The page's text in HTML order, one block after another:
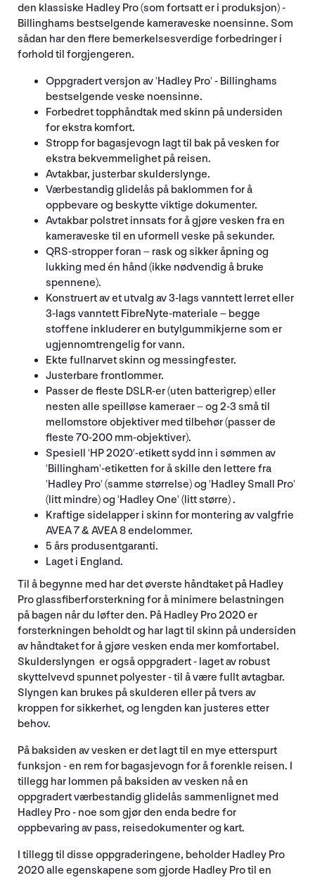
den klassiske Hadley Pro (som fortsatt er i produksjon) -
Billinghams bestselgende kameraveske noensinne. Som
sådan har den flere bemerkelsesverdige forbedringer i
forhold til forgjengeren.
Oppgradert versjon av 'Hadley Pro' - Billinghams
bestselgende veske noensinne.
Forbedret topphåndtak med skinn på undersiden
for ekstra komfort.
Stropp for bagasjevogn lagt til bak på vesken for
ekstra bekvemmelighet på reisen.
Avtakbar, justerbar skulderslynge.
Værbestandig glidelås på baklommen for å
oppbevare og beskytte viktige dokumenter.
Avtakbar polstret innsats for å gjøre vesken fra en
kameraveske til en uformell veske på sekunder.
QRS-stropper foran – rask og sikker åpning og
lukking med én hånd (ikke nødvendig å bruke
spennene).
Konstruert av et utvalg av 3-lags vanntett lerret eller
3-lags vanntett FibreNyte-materiale – begge
stoffene inkluderer en butylgummikjerne som er
ugjennomtrengelig for vann.
Ekte fullnarvet skinn og messingfester.
Justerbare frontlommer.
Passer de fleste DSLR-er (uten batterigrep) eller
nesten alle speilløse kameraer – og 2-3 små til
mellomstore objektiver med tilbehør (passer de
fleste 70-200 mm-objektiver).
Spesiell 'HP 2020'-etikett sydd inn i sømmen av
'Billingham'-etiketten for å skille den lettere fra
'Hadley Pro' (samme størrelse) og 'Hadley Small Pro'
(litt mindre) og 'Hadley One' (litt større) .
Kraftige sidelapper i skinn for montering av valgfrie
AVEA 7 & AVEA 8 endelommer.
5 års produsentgaranti.
Laget i England.
Til å begynne med har det øverste håndtaket på Hadley
Pro glassfiberforsterkning for å minimere belastningen
på bagen når du løfter den. På Hadley Pro 2020 er
forsterkningen beholdt og har lagt til skinn på undersiden
av håndtaket for å gjøre vesken enda mer komfortabel.
Skulderslyngen er også oppgradert - laget av robust
skyttelvevd spunnet polyester - til å være fullt avtagbar.
Slyngen kan brukes på skulderen eller på tvers av
kroppen for sikkerhet, og lengden kan justeres etter
behov.
På baksiden av vesken er det lagt til en mye etterspurt
funksjon - en rem for bagasjevogn for å forenkle reisen. I
tillegg har lommen på baksiden av vesken nå en
oppgradert værbestandig glidelås sammenlignet med
Hadley Pro - noe som gjør den enda bedre for
oppbevaring av pass, reisedokumenter og kart.
I tillegg til disse oppgraderingene, beholder Hadley Pro
2020 alle egenskapene som gjorde Hadley Pro til en